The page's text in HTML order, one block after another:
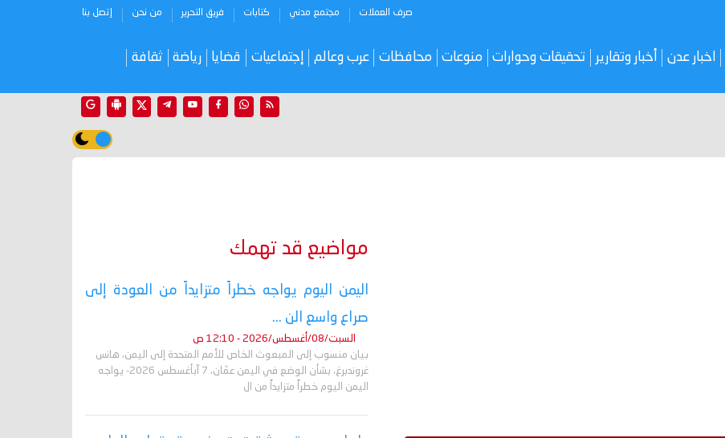
صرف العملات مجتمع مدني كتابات فريق التحرير من نحن إتصل بنا
اخبار عدن أخبار وتقارير تحقيقات وحوارات منوعات محافظات عرب وعالم إجتماعيات قضايا رياضة ثقافة
مواضيع قد تهمك
اليمن اليوم يواجه خطراً متزايداً من العودة إلى
صراع واسع الن ...
السبت/08/أغسطس/2026 - 12:10 ص
بيان منسوب إلى المبعوث الخاص للأمم المتحدة إلى اليمن، هانس
غروندبرغ، بشأن الوضع في اليمن عمّان، 7 آبأغسطس 2026- يواجه
اليمن اليوم خطراً متزايداً من ال